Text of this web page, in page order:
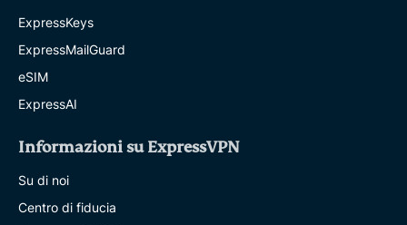
ExpressKeys
ExpressMailGuard
eSIM
ExpressAI
Informazioni su ExpressVPN
Su di noi
Centro di fiducia